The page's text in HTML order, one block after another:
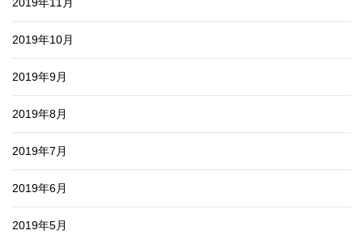
2019年10月
2019年9月
2019年8月
2019年7月
2019年6月
2019年5月